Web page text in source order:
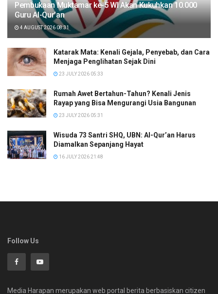
Pembukaan Muktamar ke-5 WI Akan Kukuhkan 10.000
Guru Al-Qur’an
4 AUGUST 2026 08:31
Katarak Mata: Kenali Gejala, Penyebab, dan Cara
Menjaga Penglihatan Sejak Dini
23 JULY 2026 05:33
Rumah Awet Bertahun-Tahun? Kenali Jenis
Rayap yang Bisa Mengurangi Usia Bangunan
23 JULY 2026 05:31
Wisuda 73 Santri SHQ, UBN: Al-Qur’an Harus
Diamalkan Sepanjang Hayat
16 JULY 2026 21:48
Follow Us
Media Harapan merupakan web portal berita berbasiskan citizen